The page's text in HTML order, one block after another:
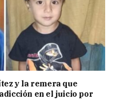
y la remera que
en el juicio por